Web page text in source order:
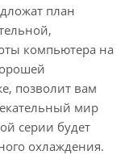
план
компьютера на
позволит вам
мир
серии будет
охлаждения.